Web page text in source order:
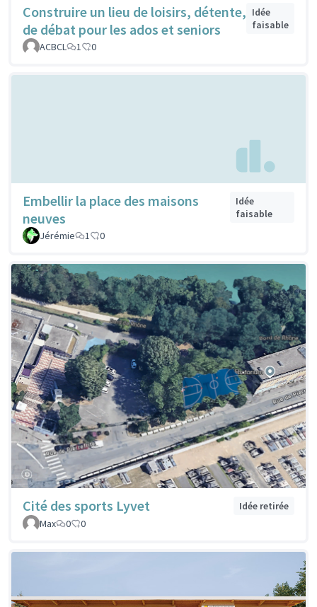
Construire un lieu de loisirs, détente,
de débat pour les ados et seniors
Idée
faisable
ACBCL
1 0
Embellir la place des maisons
neuves
Idée
faisable
Jérémie
1 0
Cité des sports Lyvet
Idée retirée
Max
0 0